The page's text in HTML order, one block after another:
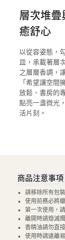
層次堆
癒舒心
以從容姿態，
皿，承載著層
之層層香調，
「希望讓空間
放鬆、書房的
點亮一盞微光
活片刻。
商品注意事項
請移除所有包
使用前務必將
第一次使用，
離開時請熄滅
香精油請勿直
使用時請遠離